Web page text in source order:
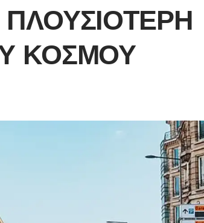
ΠΛΟΥΣΙΌΤΕΡΗ
ΚΌΣΜΟΥ